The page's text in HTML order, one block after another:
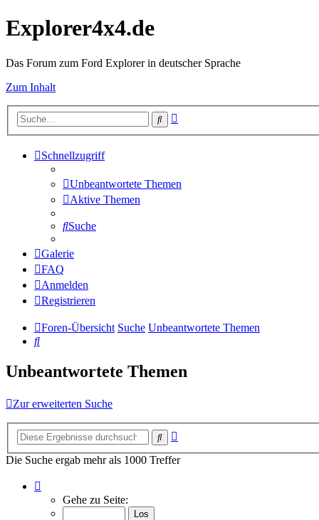
Explorer4x4.de
Das Forum zum Ford Explorer in deutscher Sprache
Zum Inhalt
Suche
Schnellzugriff
Unbeantwortete Themen
Aktive Themen
Suche
Galerie
FAQ
Anmelden
Registrieren
Foren-Übersicht Suche Unbeantwortete Themen
Suche
Unbeantwortete Themen
Zur erweiterten Suche
Suche
Die Suche ergab mehr als 1000 Treffer
von
Gehe zu Seite: